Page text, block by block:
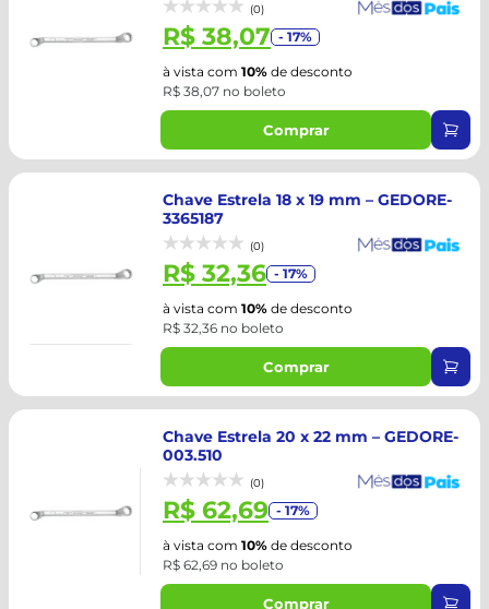
(0)
R$ 38,07 - 17%
à vista com 10% de desconto
R$ 38,07 no boleto
Comprar
Chave Estrela 18 x 19 mm – GEDORE-
3365187
(0)
R$ 32,36 - 17%
à vista com 10% de desconto
R$ 32,36 no boleto
Comprar
Chave Estrela 20 x 22 mm – GEDORE-
003.510
(0)
R$ 62,69 - 17%
à vista com 10% de desconto
R$ 62,69 no boleto
Comprar